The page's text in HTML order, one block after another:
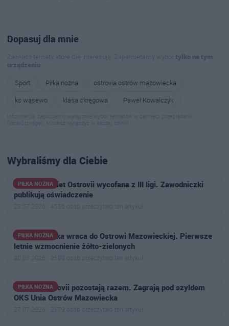
Dopasuj dla mnie
Zaznacz tematy, które Cię interesują. Zapamiętamy wybórtylko na tym
urządzeniu
Sport
Piłka nożna
ostrovia ostrów mazowiecka
ks wąsewo
klasa okręgowa Paweł Kowalczyk
Informacja: zapisujemy wyłącznie wybór tematów w pamięci przeglądarki
(localStorage). Możesz wyłączyć w każdej chwili.
Wybraliśmy dla Ciebie
PIŁKA NOŻNA
Drużyna kobiet Ostrovii wycofana z III ligi. Zawodniczki
publikują oświadczenie
25.07.2026 · 4556 osób przeczytało ten artykuł
PIŁKA NOŻNA
Jakub Choinka wraca do Ostrowi Mazowieckiej. Pierwsze
letnie wzmocnienie żółto-zielonych
30.07.2026 · 2589 osób przeczytało ten artykuł
PIŁKA NOŻNA
Piłkarki Ostrovii pozostają razem. Zagrają pod szyldem
OKS Unia Ostrów Mazowiecka
27.07.2026 · 2879 osób przeczytało ten artykuł